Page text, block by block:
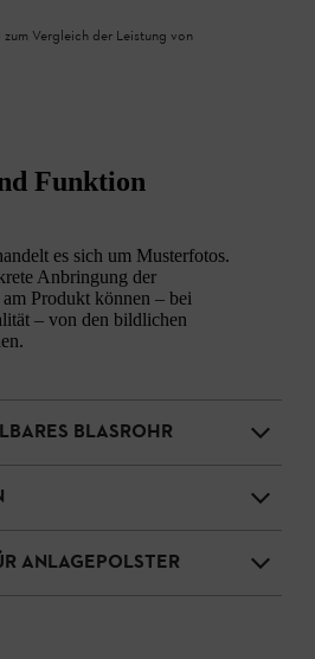
Vergleich der Leistung von
Funktion
es sich um Musterfotos.
Anbringung der
Produkt können – bei
– von den bildlichen
BLASROHR
ANLAGEPOLSTER